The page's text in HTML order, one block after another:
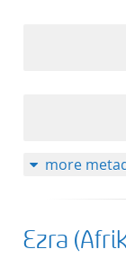
more
Ezra